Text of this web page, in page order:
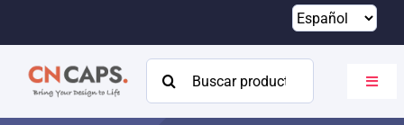
contenido
Buscar: